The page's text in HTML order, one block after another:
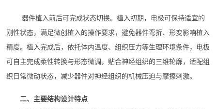
器件植入前后可完成状态切换。植入初期，电极可保持适宜的
刚性状态，满足微创植入的操作要求，避免器件弯折、形变影响植入
精度。植入完成后，依托体内温度、组织压力等生理环境条件，电极
可自主完成柔性转换与形态微调，贴合神经组织的三维轮廓，适配组
织日常微动状态，减少器件对神经组织的机械压迫与摩擦刺激。
二、主要结构设计特点